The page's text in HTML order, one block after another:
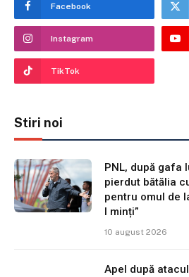
Facebook
Instagram
TikTok
Stiri noi
PNL, după gafa
pierdut bătălia
pentru omul de
l minți”
10 august 2026
Apel după